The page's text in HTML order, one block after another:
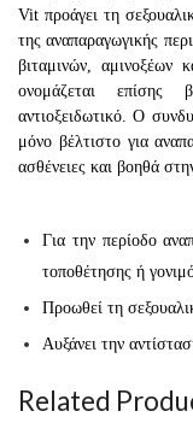
Vit προάγει τη
της αναπαραγωγικής
βιταμινών, αμινοξέων
ονομάζεται επίσης
αντιοξειδωτικό. Ο
μόνο βέλτιστο για
ασθένειες και βοηθά
Για την περίοδο
τοποθέτησης ή
Προωθεί τη
Αυξάνει την
Related